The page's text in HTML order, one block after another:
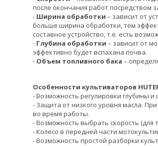
после окончания работ посредством
- Ширина обработки – зависит от
больше ширина обработки, тем
составное устройство, т.е. есть
- Глубина обработки – зависит от
эффективно будет вспахана почва.
- Объем топливного бака –
Особенности культиваторов
- Возможность регулировки глубины
- Защита от низкого уровня масла.
во время работы.
- Возможность выбрать скорость (для
- Колесо в передней части
- Возможность простой разборки